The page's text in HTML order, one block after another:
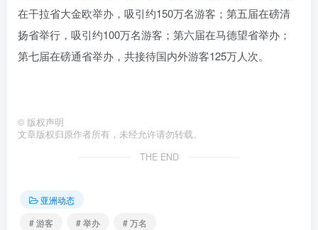
在干拉省大金欧举办，吸引约150万名游客；第五届在磅清
扬省举行，吸引约100万名游客；第六届在马德望省举办；
第七届在磅通省举办，共接待国内外游客125万人次。
© 版权声明
文章版权归原作者所有，未经允许请勿转载。
THE END
亚洲动态
# 游客
# 举办 # 万名